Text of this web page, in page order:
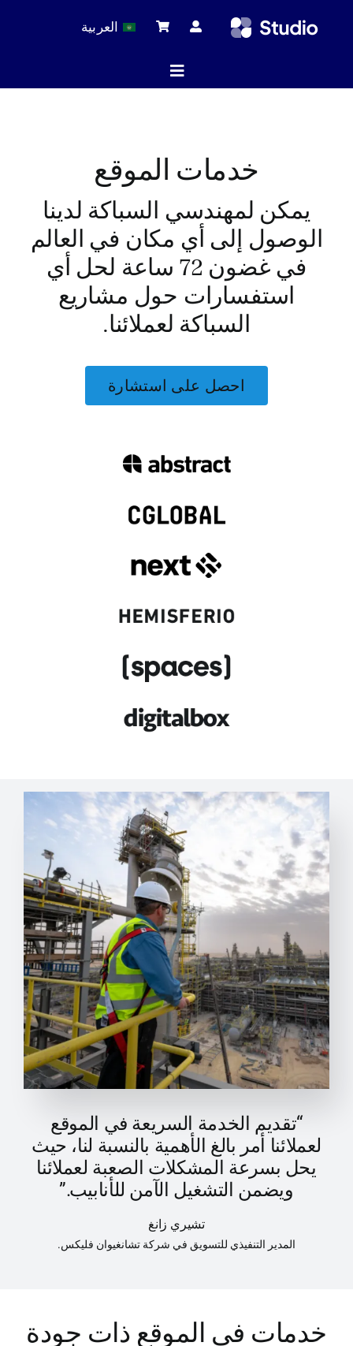
العربية
Toggle
التقنية
المنتجات
خدمات الموقع
يمكن لمهندسي السباكة لدينا
الوصول إلى أي مكان في العالم
في غضون 72 ساعة لحل أي
استفسارات حول مشاريع
السباكة لعملائنا.
احصل على استشارة
“تقديم الخدمة السريعة في الموقع
لعملائنا أمر بالغ الأهمية بالنسبة لنا، حيث
يحل بسرعة المشكلات الصعبة لعملائنا
ويضمن التشغيل الآمن للأنابيب.”
تشيري زانغ
المدير التنفيذي للتسويق في شركة تشانغيوان فليكس.
خدمات في الموقع ذات جودة